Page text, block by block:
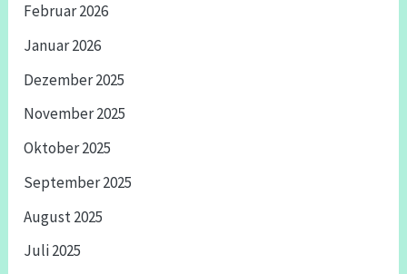
Februar 2026
Januar 2026
Dezember 2025
November 2025
Oktober 2025
September 2025
August 2025
Juli 2025